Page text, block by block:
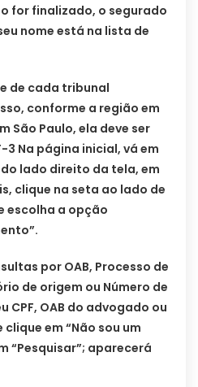
for finalizado, o segurado
nome está na lista de
de cada tribunal
conforme a região em
São Paulo, ela deve ser
3 Na página inicial, vá em
lado direito da tela, em
clique na seta ao lado de
escolha a opção
por OAB, Processo de
de origem ou Número de
CPF, OAB do advogado ou
em “Não sou um
“Pesquisar”; aparecerá